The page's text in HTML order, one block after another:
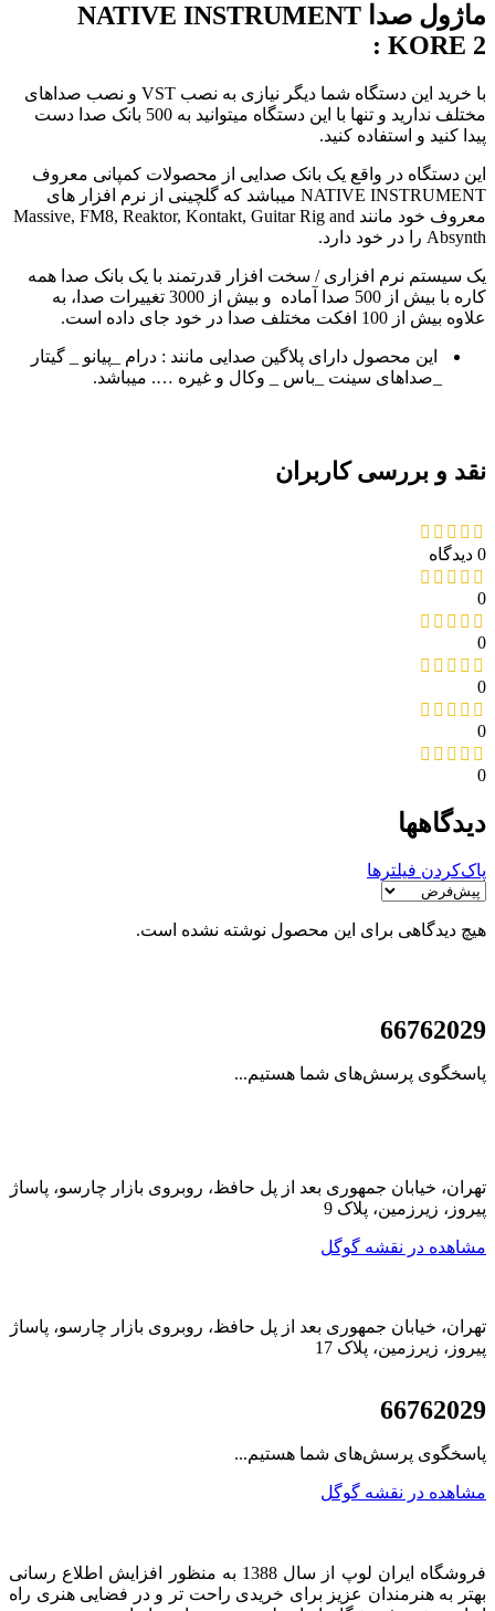
ماژول صدا NATIVE INSTRUMENT
KORE 2 :
با خرید این دستگاه شما دیگر نیازی به نصب VST و نصب صداهای
مختلف ندارید و تنها با این دستگاه میتوانید به 500 بانک صدا دست
پیدا کنید و استفاده کنید.
این دستگاه در واقع یک بانک صدایی از محصولات کمپانی معروف
NATIVE INSTRUMENT میباشد که گلچینی از نرم افزار های
معروف خود مانند Massive, FM8, Reaktor, Kontakt, Guitar Rig and
Absynth را در خود دارد.
یک سیستم نرم افزاری / سخت افزار قدرتمند با یک بانک صدا همه
کاره با بیش از 500 صدا آماده و بیش از 3000 تغییرات صدا، به
علاوه بیش از 100 افکت مختلف صدا در خود جای داده است.
این محصول دارای پلاگین صدایی مانند : درام _پیانو _ گیتار
_صداهای سینت _باس _ وکال و غیره …. میباشد.
نقد و بررسی کاربران
0 دیدگاه
0
0
0
0
0
دیدگاهها
پاک‌کردن فیلترها
هیچ دیدگاهی برای این محصول نوشته نشده است.
66762029
پاسخگوی پرسش‌های شما هستیم...
تهران، خیابان جمهوری بعد از پل حافظ، روبروی بازار چارسو، پاساژ
پیروز، زیرزمین، پلاک 9
مشاهده در نقشه گوگل
تهران، خیابان جمهوری بعد از پل حافظ، روبروی بازار چارسو، پاساژ
پیروز، زیرزمین، پلاک 17
66762029
پاسخگوی پرسش‌های شما هستیم...
مشاهده در نقشه گوگل
فروشگاه ایران لوپ از سال 1388 به منظور افزایش اطلاع رسانی
بهتر به هنرمندان عزیز برای خریدی راحت تر و در فضایی هنری راه